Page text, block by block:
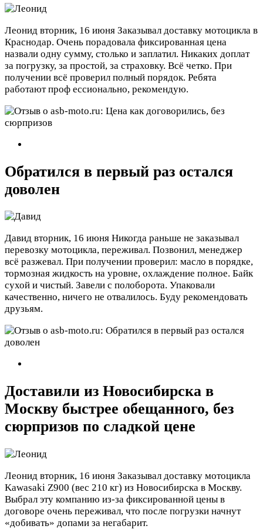
Леонид вторник, 16 июня Заказывал доставку мотоцикла в
Краснодар. Очень порадовала фиксированная цена
назвали одну сумму, столько и заплатил. Никаких доплат
за погрузку, за простой, за страховку. Всё четко. При
получении всё проверил полный порядок. Ребята
работают проф ессионально, рекомендую.
Обратился в первый раз остался
доволен
Давид вторник, 16 июня Никогда раньше не заказывал
перевозку мотоцикла, переживал. Позвонил, менеджер
всё разжевал. При получении проверил: масло в порядке,
тормозная жидкость на уровне, охлаждение полное. Байк
сухой и чистый. Завели с полоборота. Упаковали
качественно, ничего не отвалилось. Буду рекомендовать
друзьям.
Доставили из Новосибирска в
Москву быстрее обещанного, без
сюрпризов по сладкой цене
Леонид вторник, 16 июня Заказывал доставку мотоцикла
Kawasaki Z900 (вес 210 кг) из Новосибирска в Москву.
Выбрал эту компанию из-за фиксированной цены в
договоре очень переживал, что после погрузки начнут
«добивать» допами за негабарит.